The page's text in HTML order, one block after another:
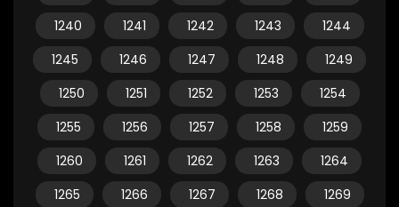
1240
1241 1242 1243
1244
1245
1246 1247 1248
1249
1250
1251 1252 1253
1254
1255
1256 1257 1258
1259
1260
1261 1262 1263
1264
1265
1266 1267 1268
1269